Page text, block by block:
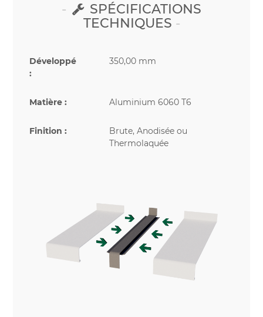
SPÉCIFICATIONS
TECHNIQUES
Développé
:
350,00 mm
Matière : Aluminium 6060 T6
Finition :
Brute, Anodisée ou
Thermolaquée